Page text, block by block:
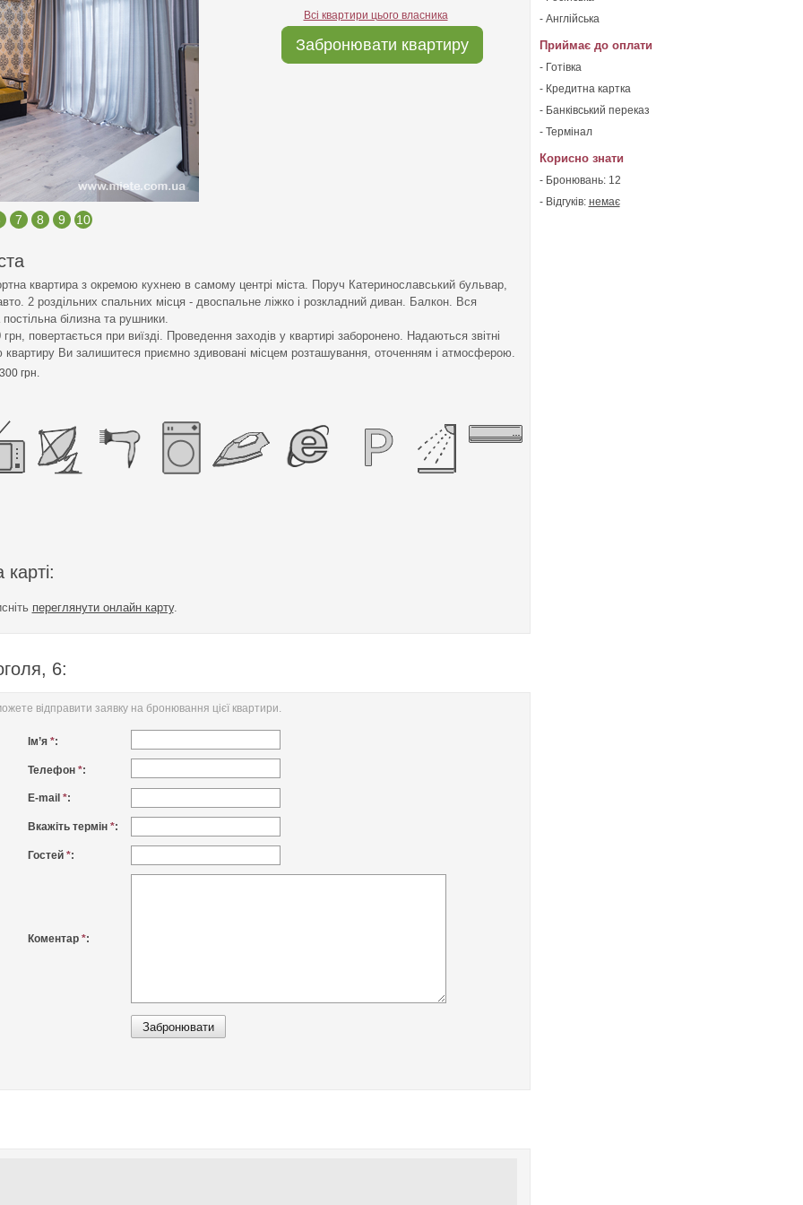
- Англійська
Приймає до оплати
- Готівка
- Кредитна картка
- Банківський переказ
- Термінал
Корисно знати
- Бронювань: 12
- Відгуків: немає
7 8 9 10
Всі квартири цього власника
Забронювати квартиру
квартира з окремою кухнею в самому центрі міста. Поруч Катеринославський бульвар,
2 роздільних спальних місця - двоспальне ліжко і розкладний диван. Балкон. Вся
білизна та рушники.
повертається при виїзді. Проведення заходів у квартирі заборонено. Надаються звітні
Ви залишитеся приємно здивовані місцем розташування, оточенням і атмосферою.
грн.
переглянути онлайн карту.
6:
відправити заявку на бронювання цієї квартири.
Ім’я *:
Телефон *:
E-mail *:
Вкажіть термін *:
Гостей *:
Коментар *: